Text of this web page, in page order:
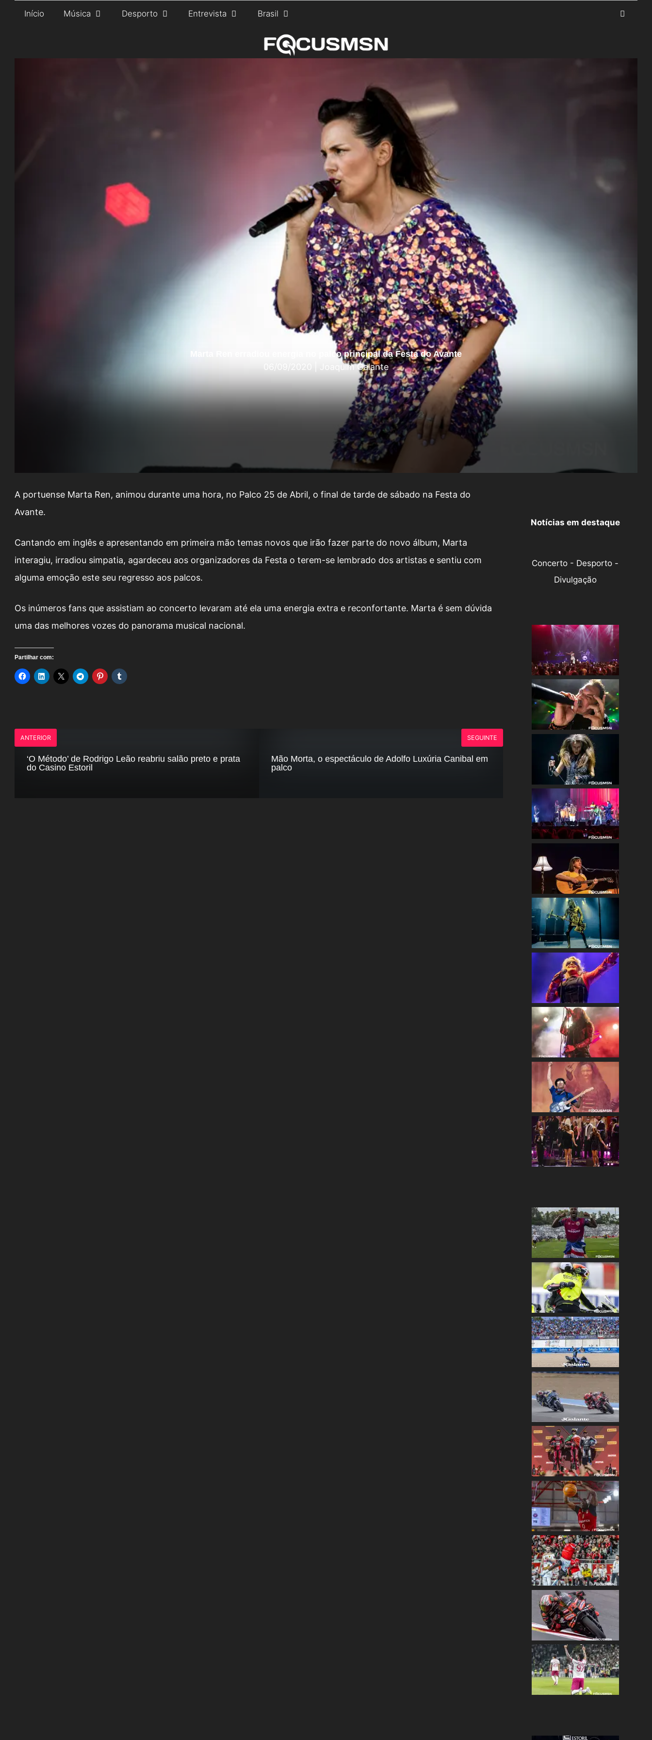
Saltar
Início Música Desporto Entrevista Brasil
Marta Ren erradiou energia no palco principal da Festa do Avante
06/09/2020 Joaquim Galante
A portuense Marta Ren, animou durante uma hora, no Palco 25 de Abril, o final de tarde de sábado na Festa do
Avante.
Cantando em inglês e apresentando em primeira mão temas novos que irão fazer parte do novo álbum, Marta
interagiu, irradiou simpatia, agardeceu aos organizadores da Festa o terem-se lembrado dos artistas e sentiu com
alguma emoção este seu regresso aos palcos.
Os inúmeros fans que assistiam ao concerto levaram até ela uma energia extra e reconfortante. Marta é sem dúvida
uma das melhores vozes do panorama musical nacional.
Partilhar com:
ANTERIOR
‘O Método’ de Rodrigo Leão reabriu salão preto e prata
do Casino Estoril
Mão Morta, o espectáculo de Adolfo Luxúria Canibal em
palco
SEGUINTE
Notícias em destaque
Concerto - Desporto -
Divulgação